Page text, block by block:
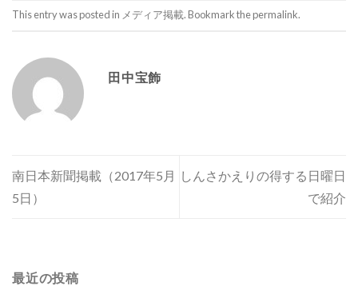
This entry was posted in メディア掲載. Bookmark thepermalink.
田中宝飾
南日本新聞掲載（2017年5月
5日）
しんさかえりの得する日曜日
で紹介
最近の投稿